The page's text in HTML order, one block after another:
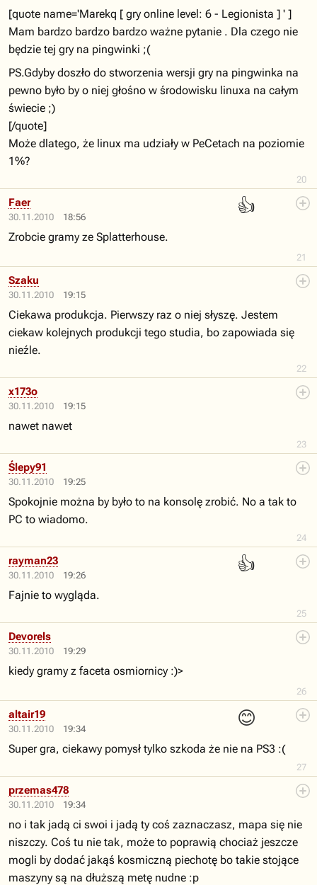
20
[quote name='Marekq [ gry online level: 6 - Legionista ] ' ]
Mam bardzo bardzo bardzo ważne pytanie . Dla czego nie
będzie tej gry na pingwinki ;(
PS.Gdyby doszło do stworzenia wersji gry na pingwinka na
pewno było by o niej głośno w środowisku linuxa na całym
świecie ;)
[/quote]
Może dlatego, że linux ma udziały w PeCetach na poziomie
1%?
30.11.2010 18:56
👍
21
Faer
Zrobcie gramy ze Splatterhouse.
30.11.2010 19:15
22
Szaku
Ciekawa produkcja. Pierwszy raz o niej słyszę. Jestem
ciekaw kolejnych produkcji tego studia, bo zapowiada się
nieźle.
30.11.2010 19:15
23
x173o
nawet nawet
30.11.2010 19:25
24
Ślepy91
Spokojnie można by było to na konsolę zrobić. No a tak to
PC to wiadomo.
30.11.2010 19:26
👍
25
rayman23
Fajnie to wygląda.
30.11.2010 19:29
26
Devorels
kiedy gramy z faceta osmiornicy :)>
30.11.2010 19:34
😊
27
altair19
Super gra, ciekawy pomysł tylko szkoda że nie na PS3 :(
30.11.2010 19:34
przemas478
no i tak jadą ci swoi i jadą ty coś zaznaczasz, mapa się nie
niszczy. Coś tu nie tak, może to poprawią chociaż jeszcze
mogli by dodać jakąś kosmiczną piechotę bo takie stojące
maszyny są na dłuższą metę nudne :p